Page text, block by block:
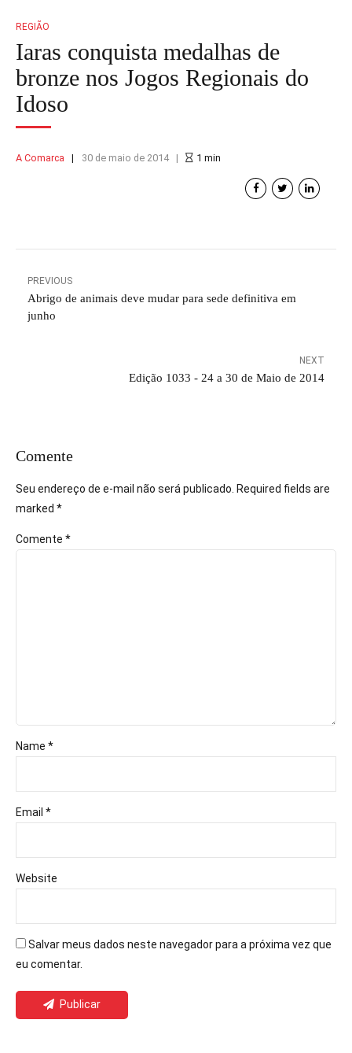
REGIÃO
Iaras conquista medalhas de
bronze nos Jogos Regionais do
Idoso
A Comarca 30 de maio de 2014 1 min
PREVIOUS
Abrigo de animais deve mudar para sede definitiva em
junho
NEXT
Edição 1033 - 24 a 30 de Maio de 2014
Comente
Seu endereço de e-mail não será publicado. Required fields are
marked *
Comente *
Name *
Email *
Website
Salvar meus dados neste navegador para a próxima vez que
eu comentar.
Publicar